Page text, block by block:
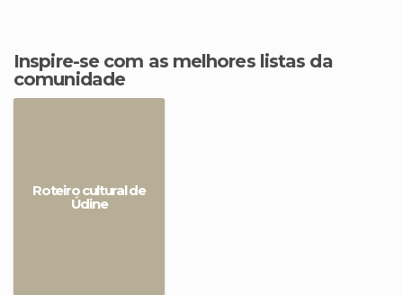
Inspire-se com as melhores listas da
comunidade
Roteiro cultural de
Údine